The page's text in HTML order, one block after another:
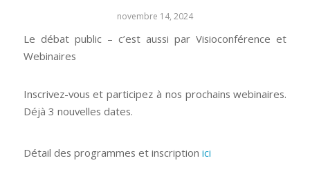
novembre 14, 2024
Le débat public – c’est aussi par Visioconférence et
Webinaires
Inscrivez-vous et participez à nos prochains webinaires.
Déjà 3 nouvelles dates.
Détail des programmes et inscription ici